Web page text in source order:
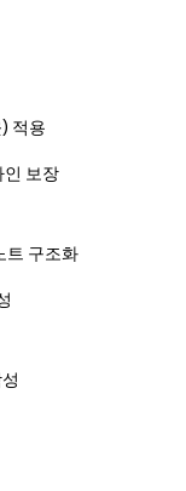
적용
인 보장
트 구조화